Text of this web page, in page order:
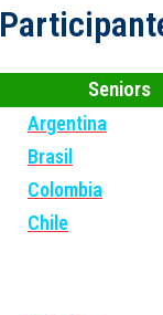
Seniors
Argentina
Brasil
Colombia
Chile